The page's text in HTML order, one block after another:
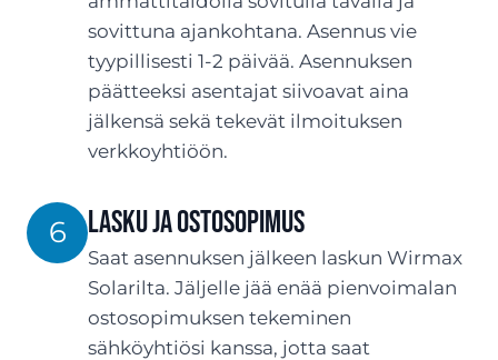
sovittuna ajankohtana. Asennus vie
tyypillisesti 1-2 päivää. Asennuksen
päätteeksi asentajat siivoavat aina
jälkensä sekä tekevät ilmoituksen
verkkoyhtiöön.
6 LASKU JA OSTOSOPIMUS
Saat asennuksen jälkeen laskun Wirmax
Solarilta. Jäljelle jää enää pienvoimalan
ostosopimuksen tekeminen
sähköyhtiösi kanssa, jotta saat